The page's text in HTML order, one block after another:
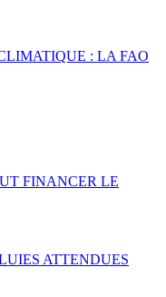
: LA FAO
FINANCER LE
ATTENDUES